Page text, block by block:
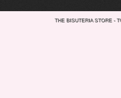
THE BISUTERIA STORE -